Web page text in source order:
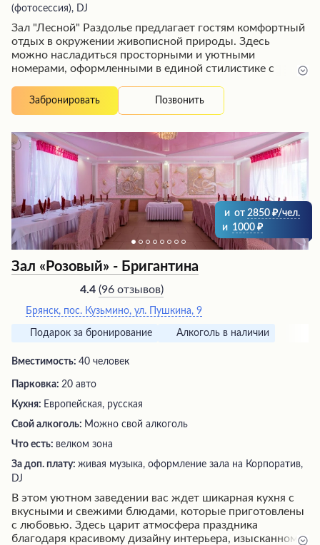
(фотосессия), DJ
Зал "Лесной" Раздолье предлагает гостям комфортный
отдых в окружении живописной природы. Здесь
можно насладиться просторными и уютными
номерами, оформленными в единой стилистике с
вкусной и качественной едой, а также приветливым и
отзывчивым персоналом, готовым помочь с любым
атмосфера уюта и гармонии не покидает это место,
делая его идеальным выбором для спокойного отдыха
или проведения различных мероприятий на природе.
Забронировать Позвонить
и от 2850
/чел.
и 1000
Зал «Розовый» - Бригантина
4.4 (96 отзывов)
Брянск, пос. Кузьмино, ул. Пушкина, 9
Подарок за бронирование Алкоголь в наличии
Вместимость: 40 человек
Парковка: 20 авто
Кухня: Европейская, русская
Свой алкоголь: Можно свой алкоголь
Что есть: велком зона
За доп. плату: живая музыка, оформление зала на Корпоратив,
DJ
В этом уютном заведении вас ждет шикарная кухня с
вкусными и свежими блюдами, которые приготовлены
с любовью. Здесь царит атмосфера праздника
благодаря красивому дизайну интерьера, изысканному